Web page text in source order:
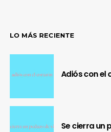
LO MÁS RECIENTE
Adiós con el
Se cierra un